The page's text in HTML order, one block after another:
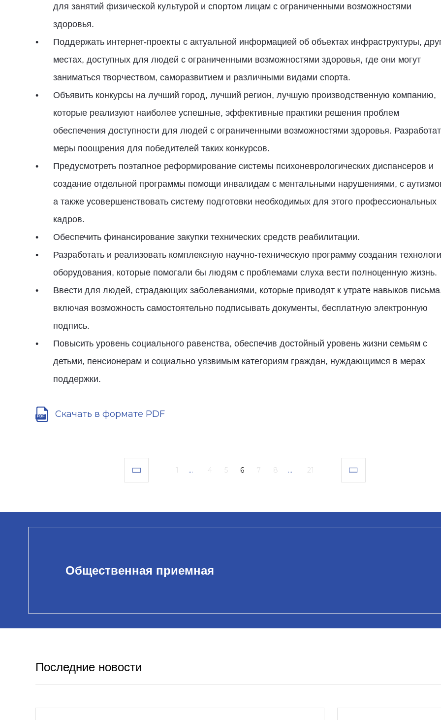
для занятий физической культурой и спортом лицам с ограниченными возможностями
здоровья.
Поддержать интернет-проекты с актуальной информацией об объектах инфраструктуры,
местах, доступных для людей с ограниченными возможностями здоровья, где они могут
заниматься творчеством, саморазвитием и различными видами спорта.
Объявить конкурсы на лучший город, лучший регион, лучшую производственную компанию,
которые реализуют наиболее успешные, эффективные практики решения проблем
обеспечения доступности для людей с ограниченными возможностями здоровья.
меры поощрения для победителей таких конкурсов.
Предусмотреть поэтапное реформирование системы психоневрологических диспансеров и
создание отдельной программы помощи инвалидам с ментальными нарушениями, с
а также усовершенствовать систему подготовки необходимых для этого профессиональных
кадров.
Обеспечить финансирование закупки технических средств реабилитации.
Разработать и реализовать комплексную научно-техническую программу создания
оборудования, которые помогали бы людям с проблемами слуха вести полноценную жизнь.
Ввести для людей, страдающих заболеваниями, которые приводят к утрате навыков
включая возможность самостоятельно подписывать документы, бесплатную электронную
подпись.
Повысить уровень социального равенства, обеспечив достойный уровень жизни семьям с
детьми, пенсионерам и социально уязвимым категориям граждан, нуждающимся в мерах
поддержки.
Скачать в формате PDF
1 ... 4 5 6 7 8 ... 21
Общественная приемная
Последние новости